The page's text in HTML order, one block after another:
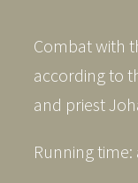
Combat with
according to
and priest
Running